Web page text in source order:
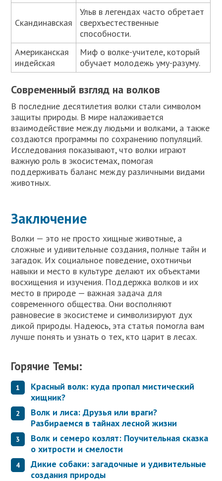
Скандинавская
Ульв в легендах часто обретает
сверхъестественные
способности.
Американская
индейская
Миф о волке-учителе, который
обучает молодежь уму-разуму.
Современный взгляд на волков
В последние десятилетия волки стали символом
защиты природы. В мире налаживается
взаимодействие между людьми и волками, а также
создаются программы по сохранению популяций.
Исследования показывают, что волки играют
важную роль в экосистемах, помогая
поддерживать баланс между различными видами
животных.
Заключение
Волки — это не просто хищные животные, а
сложные и удивительные создания, полные тайн и
загадок. Их социальное поведение, охотничьи
навыки и место в культуре делают их объектами
восхищения и изучения. Поддержка волков и их
место в природе — важная задача для
современного общества. Они восполняют
равновесие в экосистеме и символизируют дух
дикой природы. Надеюсь, эта статья помогла вам
лучше понять и узнать о тех, кто царит в лесах.
Горячие Темы:
Красный волк: куда пропал мистический
хищник?
Волк и лиса: Друзья или враги?
Разбираемся в тайнах лесной жизни
Волк и семеро козлят: Поучительная сказка
о хитрости и смелости
Дикие собаки: загадочные и удивительные
создания природы